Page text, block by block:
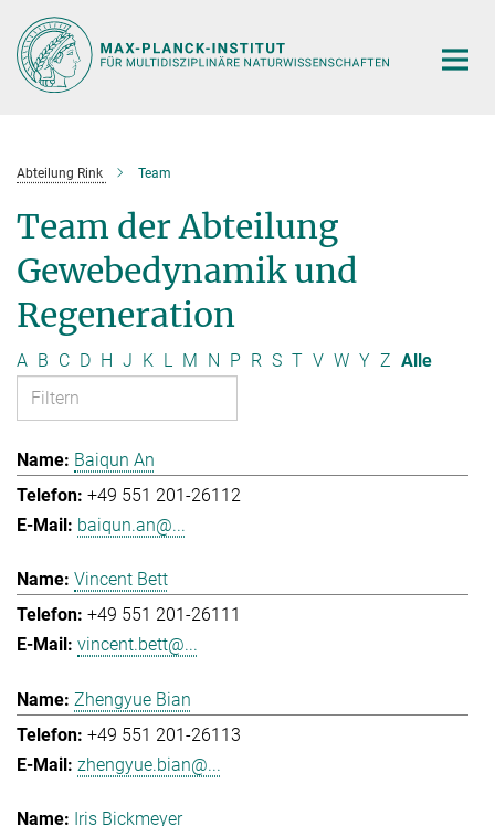
Hauptinhalt
Abteilung Rink Team
Team der Abteilung
Gewebedynamik und
Regeneration
A B C D H J K L M N P R S T V W Y Z Alle
Baiqun An
+49 551 201-26112
baiqun.an@...
Vincent Bett
+49 551 201-26111
vincent.bett@...
Zhengyue Bian
+49 551 201-26113
zhengyue.bian@...
Iris Bickmeyer